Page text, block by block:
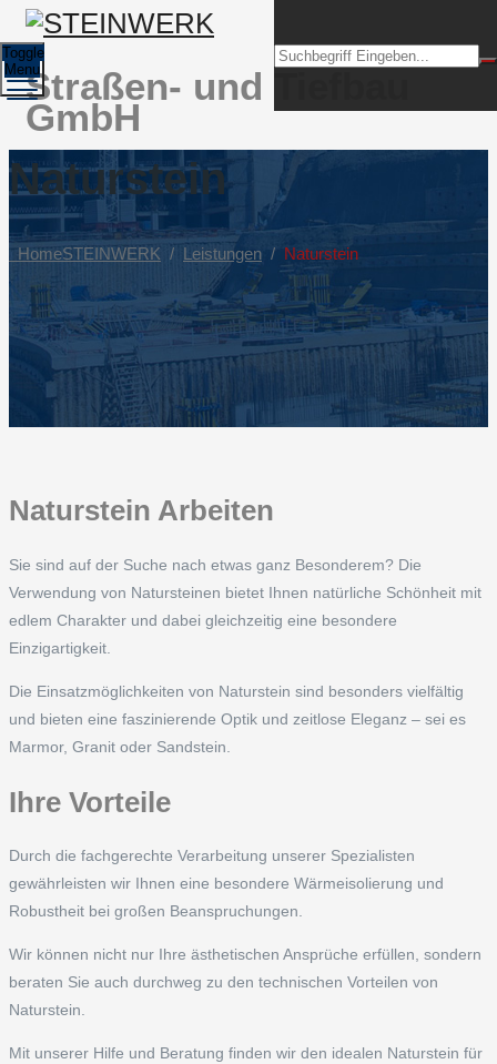
Straßen- und Tiefbau
GmbH
Toggle
Menu
Naturstein
HomeSTEINWERK / Leistungen / Naturstein
Naturstein Arbeiten
Sie sind auf der Suche nach etwas ganz Besonderem? Die
Verwendung von Natursteinen bietet Ihnen natürliche Schönheit mit
edlem Charakter und dabei gleichzeitig eine besondere
Einzigartigkeit.
Die Einsatzmöglichkeiten von Naturstein sind besonders vielfältig
und bieten eine faszinierende Optik und zeitlose Eleganz – sei es
Marmor, Granit oder Sandstein.
Ihre Vorteile
Durch die fachgerechte Verarbeitung unserer Spezialisten
gewährleisten wir Ihnen eine besondere Wärmeisolierung und
Robustheit bei großen Beanspruchungen.
Wir können nicht nur Ihre ästhetischen Ansprüche erfüllen, sondern
beraten Sie auch durchweg zu den technischen Vorteilen von
Naturstein.
Mit unserer Hilfe und Beratung finden wir den idealen Naturstein für